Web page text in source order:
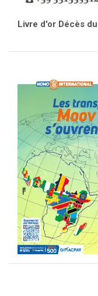
Livre d'or Décès